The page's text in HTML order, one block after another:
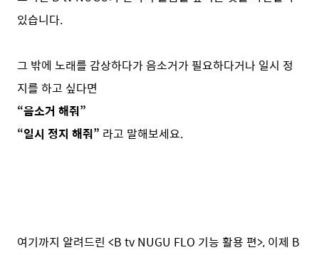
있습니다.
그 밖에 노래를 감상하다가 음소거가 필요하다거나 일시 정
지를 하고 싶다면
“음소거 해줘”
“일시 정지 해줘” 라고 말해보세요.
여기까지 알려드린 <B tv NUGU FLO 기능 활용 편>, 이제 B